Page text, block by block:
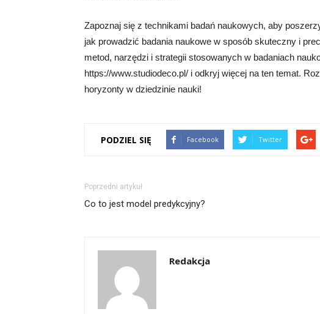
Zapoznaj się z technikami badań naukowych, aby
jak prowadzić badania naukowe w sposób skuteczny i
metod, narzędzi i strategii stosowanych w badaniach
https://www.studiodeco.pl/ i odkryj więcej na ten temat.
horyzonty w dziedzinie nauki!
PODZIEL SIĘ Facebook Twitter
Poprzedni artykuł
Co to jest model predykcyjny?
Redakcja